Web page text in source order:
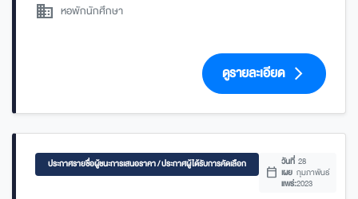
domain หอพักนักศึกษา
ดูรายละเอียด arrow_forward_ios
ประกาศรายชื่อผู้ชนะการเสนอราคา / ประกาศผู้ได้รับการคัดเลือก
calendar_today
วันที่
เผย
แพร่:
28
กุมภาพันธ์
2023